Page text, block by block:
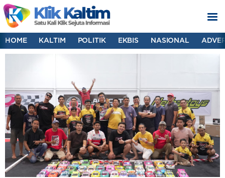
HOME KALTIM POLITIK EKBIS NASIONAL